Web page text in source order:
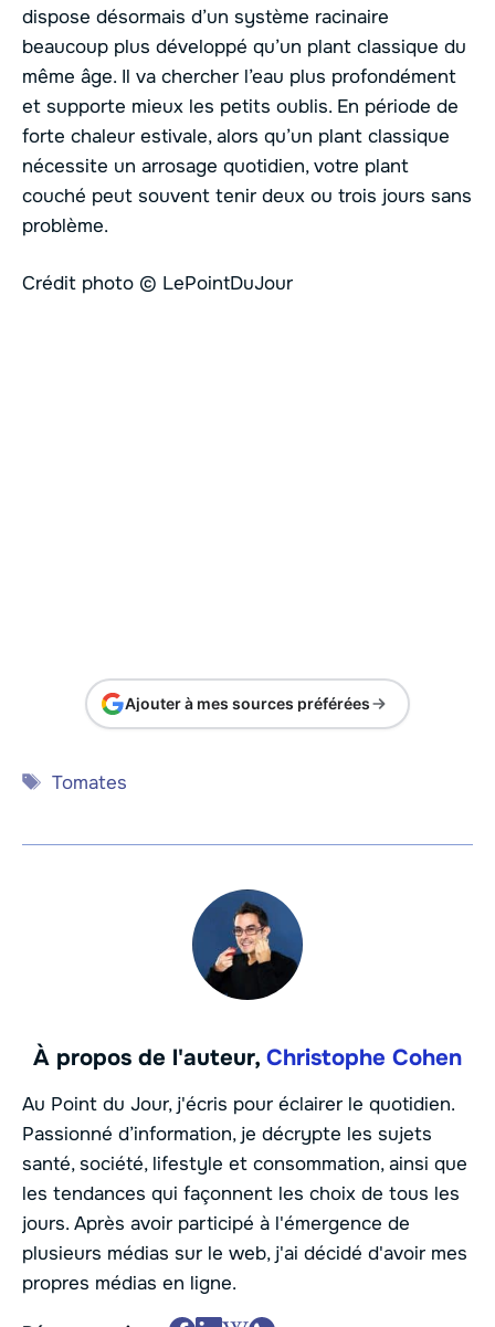
dispose désormais d’un système racinaire
beaucoup plus développé qu’un plant classique du
même âge. Il va chercher l’eau plus profondément
et supporte mieux les petits oublis. En période de
forte chaleur estivale, alors qu’un plant classique
nécessite un arrosage quotidien, votre plant
couché peut souvent tenir deux ou trois jours sans
problème.
Crédit photo © LePointDuJour
Ajouter à mes sources préférées
Étiquettes
Tomates
À propos de l'auteur, Christophe Cohen
Au Point du Jour, j'écris pour éclairer le quotidien.
Passionné d’information, je décrypte les sujets
santé, société, lifestyle et consommation, ainsi que
les tendances qui façonnent les choix de tous les
jours. Après avoir participé à l'émergence de
plusieurs médias sur le web, j'ai décidé d'avoir mes
propres médias en ligne.